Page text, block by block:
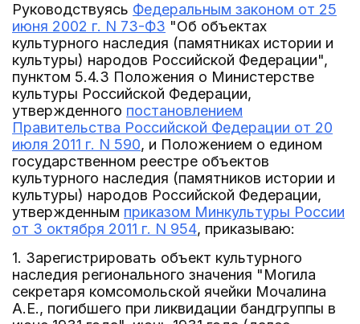
Руководствуясь Федеральным законом от 25
июня 2002 г. N 73-ФЗ "Об объектах
культурного наследия (памятниках истории и
культуры) народов Российской Федерации",
пунктом 5.4.3 Положения о Министерстве
культуры Российской Федерации,
утвержденного постановлением
Правительства Российской Федерации от 20
июля 2011 г. N 590, и Положением о едином
государственном реестре объектов
культурного наследия (памятников истории и
культуры) народов Российской Федерации,
утвержденным приказом Минкультуры России
от 3 октября 2011 г. N 954, приказываю:
1. Зарегистрировать объект культурного
наследия регионального значения "Могила
секретаря комсомольской ячейки Мочалина
А.Е., погибшего при ликвидации бандгруппы в